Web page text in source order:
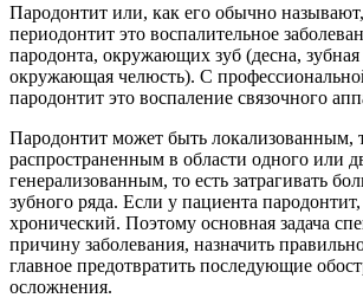
Пародонтит или, как его обычно
периодонтит это воспалительное
пародонта, окружающих зуб (десна, зубная
окружающая челюсть). С
пародонтит это воспаление связочного
Пародонтит может быть локализованным,
распространенным в области одного или
генерализованным, то есть затрагивать
зубного ряда. Если у пациента
хронический. Поэтому основная задача
причину заболевания, назначить
главное предотвратить последующие
осложнения.